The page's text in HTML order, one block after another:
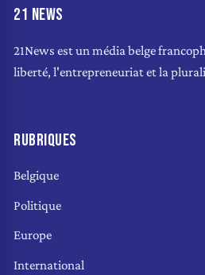
21 NEWS
21News est un média belge
liberté, l'entrepreneuriat et la
RUBRIQUES
Belgique
Politique
Europe
International